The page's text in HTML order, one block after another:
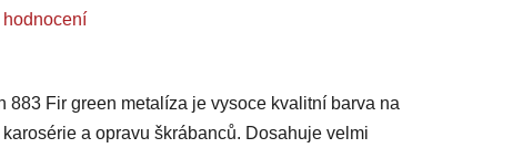
hodnocení
883 Fir green metalíza je vysoce kvalitní barva na
a opravu škrábanců. Dosahuje velmi